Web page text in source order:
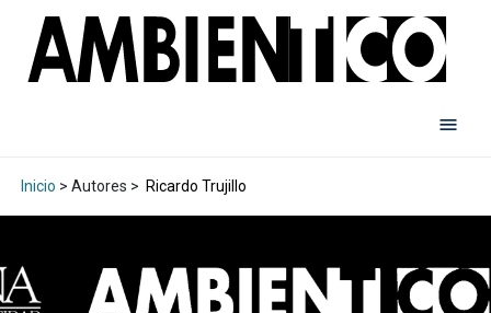
Inicio > Autores > Ricardo Trujillo